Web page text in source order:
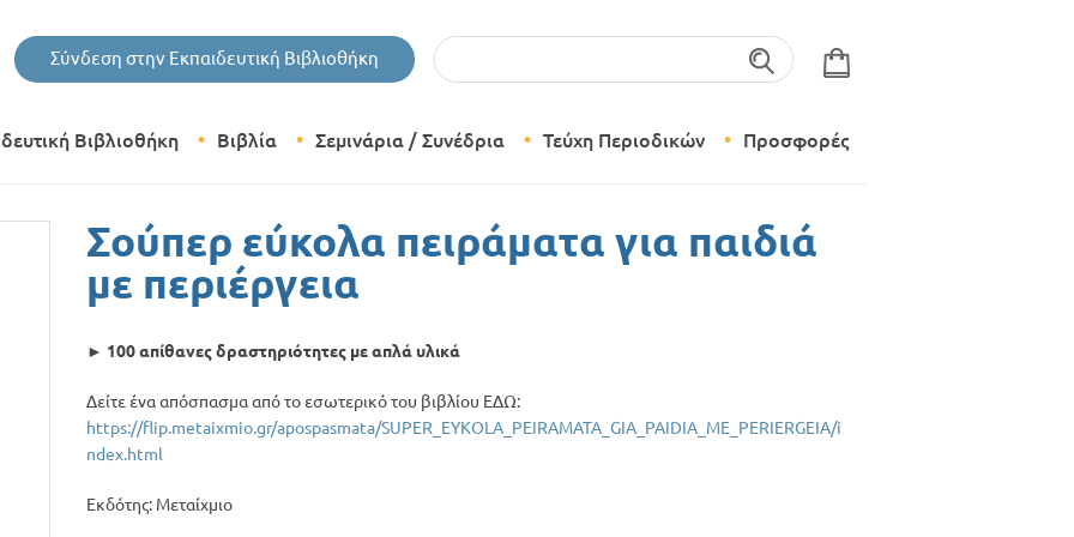
Σύνδεση στην Εκπαιδευτική Βιβλιοθήκη
Βιβλιοθήκη Βιβλία
Εκδόσεις Δίπτυχο
Σεμινάρια / Συνέδρια Τεύχη Περιοδικών
Δημιουργικό Εργαστήρι
Προσφορές
Σούπερ εύκολα πειράματα για παιδιά
με περιέργεια
► 100 απίθανες δραστηριότητες με απλά υλικά
Δείτε ένα απόσπασμα από το εσωτερικό του βιβλίου ΕΔΩ:
https://flip.metaixmio.gr/apospasmata/SUPER_EYKOLA_PEIRAMATA_GIA_PAIDIA_ME_PERIERGEIA/i
ndex.html
Εκδότης: Μεταίχμιο